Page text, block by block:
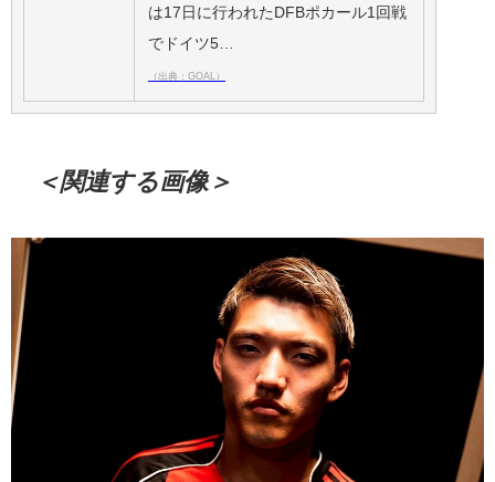
は17日に行われたDFBポカール1回戦
でドイツ5…
（出典：GOAL）
＜関連する画像＞